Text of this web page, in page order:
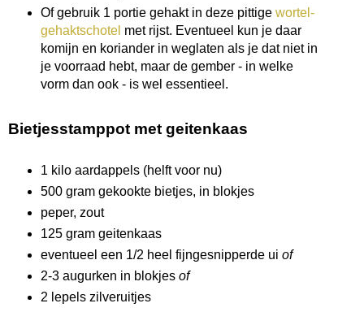
Of gebruik 1 portie gehakt in deze pittige wortel-
gehaktschotel met rijst. Eventueel kun je daar
komijn en koriander in weglaten als je dat niet in
je voorraad hebt, maar de gember - in welke
vorm dan ook - is wel essentieel.
Bietjesstamppot met geitenkaas
1 kilo aardappels (helft voor nu)
500 gram gekookte bietjes, in blokjes
peper, zout
125 gram geitenkaas
eventueel een 1/2 heel fijngesnipperde ui of
2-3 augurken in blokjes of
2 lepels zilveruitjes